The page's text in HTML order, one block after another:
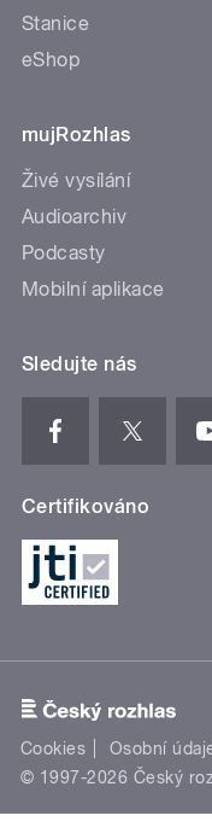
Stanice
eShop
mujRozhlas
Živé vysílání
Audioarchiv
Podcasty
Mobilní aplikace
Sledujte nás
Certifikováno
Cookies Osobní
© 1997-2026 Český